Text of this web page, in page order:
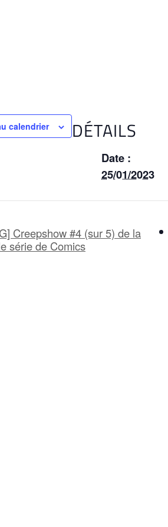
calendrier DÉTAILS
Date :
25/01/2023
Creepshow #4 (sur 5) de la
série de Comics